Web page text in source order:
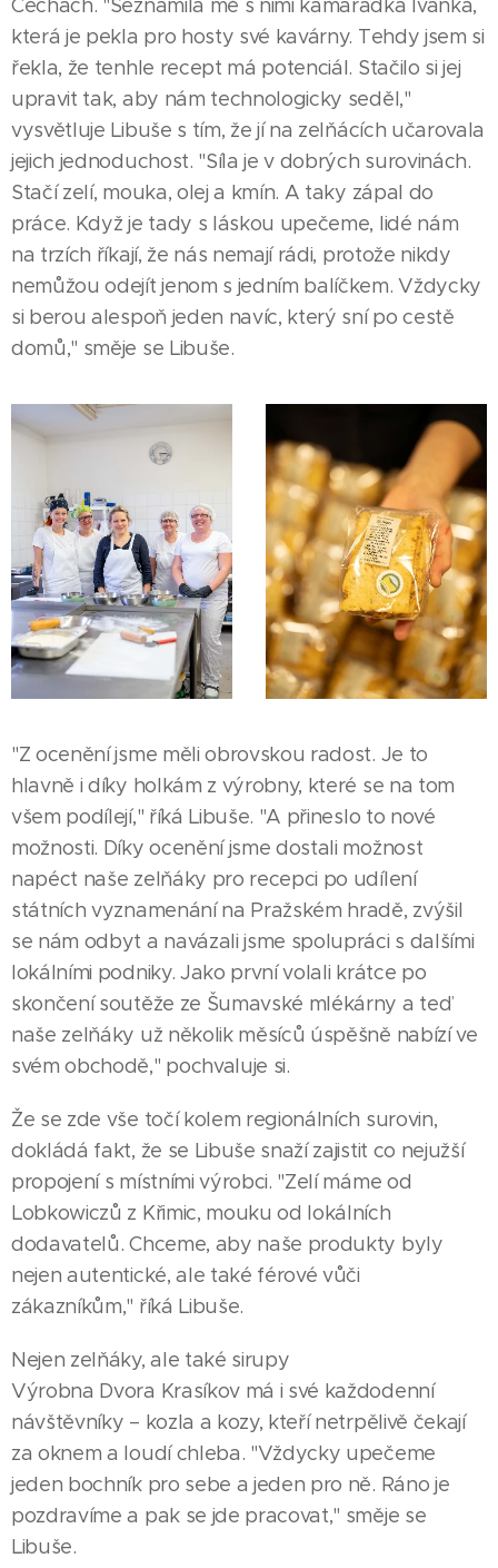
Čechách. "Seznámila mě s nimi kamarádka Ivanka,
která je pekla pro hosty své kavárny. Tehdy jsem si
řekla, že tenhle recept má potenciál. Stačilo si jej
upravit tak, aby nám technologicky seděl,"
vysvětluje Libuše s tím, že jí na zelňácích učarovala
jejich jednoduchost. "Síla je v dobrých surovinách.
Stačí zelí, mouka, olej a kmín. A taky zápal do
práce. Když je tady s láskou upečeme, lidé nám
na trzích říkají, že nás nemají rádi, protože nikdy
nemůžou odejít jenom s jedním balíčkem. Vždycky
si berou alespoň jeden navíc, který sní po cestě
domů," směje se Libuše.
"Z ocenění jsme měli obrovskou radost. Je to
hlavně i díky holkám z výrobny, které se na tom
všem podílejí," říká Libuše. "A přineslo to nové
možnosti. Díky ocenění jsme dostali možnost
napéct naše zelňáky pro recepci po udílení
státních vyznamenání na Pražském hradě, zvýšil
se nám odbyt a navázali jsme spolupráci s dalšími
lokálními podniky. Jako první volali krátce po
skončení soutěže ze Šumavské mlékárny a teď
naše zelňáky už několik měsíců úspěšně nabízí ve
svém obchodě," pochvaluje si.
Že se zde vše točí kolem regionálních surovin,
dokládá fakt, že se Libuše snaží zajistit co nejužší
propojení s místními výrobci. "Zelí máme od
Lobkowiczů z Křimic, mouku od lokálních
dodavatelů. Chceme, aby naše produkty byly
nejen autentické, ale také férové vůči
zákazníkům," říká Libuše.
Nejen zelňáky, ale také sirupy
Výrobna Dvora Krasíkov má i své každodenní
návštěvníky – kozla a kozy, kteří netrpělivě čekají
za oknem a loudí chleba. "Vždycky upečeme
jeden bochník pro sebe a jeden pro ně. Ráno je
pozdravíme a pak se jde pracovat," směje se
Libuše.